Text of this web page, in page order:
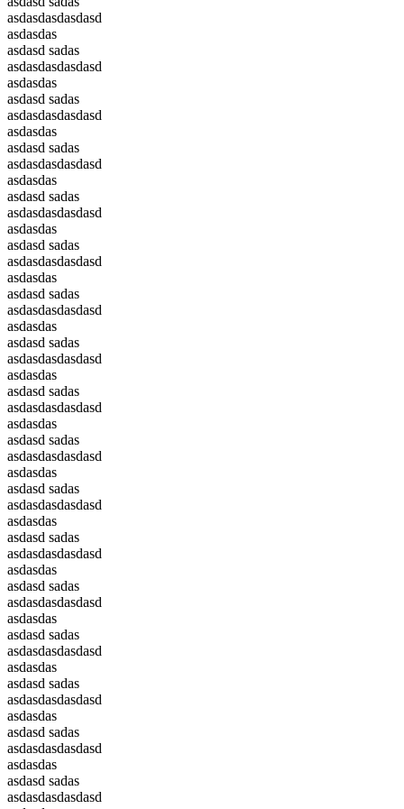
asdasdasdasdasd
asdasdas
asdasd sadas
asdasdasdasdasd
asdasdas
asdasd sadas
asdasdasdasdasd
asdasdas
asdasd sadas
asdasdasdasdasd
asdasdas
asdasd sadas
asdasdasdasdasd
asdasdas
asdasd sadas
asdasdasdasdasd
asdasdas
asdasd sadas
asdasdasdasdasd
asdasdas
asdasd sadas
asdasdasdasdasd
asdasdas
asdasd sadas
asdasdasdasdasd
asdasdas
asdasd sadas
asdasdasdasdasd
asdasdas
asdasd sadas
asdasdasdasdasd
asdasdas
asdasd sadas
asdasdasdasdasd
asdasdas
asdasd sadas
asdasdasdasdasd
asdasdas
asdasd sadas
asdasdasdasdasd
asdasdas
asdasd sadas
asdasdasdasdasd
asdasdas
asdasd sadas
asdasdasdasdasd
asdasdas
asdasd sadas
asdasdasdasdasd